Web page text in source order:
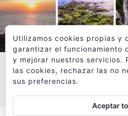
VER MÁS
Utilizamos cookies propias y
garantizar el funcionamiento
y mejorar nuestros servicios.
las cookies, rechazar las no
sus preferencias.
Aceptar